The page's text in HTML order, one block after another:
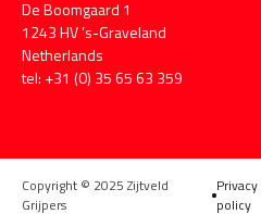
De Boomgaard 1
1243 HV ’s-Graveland
Netherlands
tel: +31 (0) 35 65 63 359
Copyright © 2025 Zijtveld
Grijpers
Privacy
policy